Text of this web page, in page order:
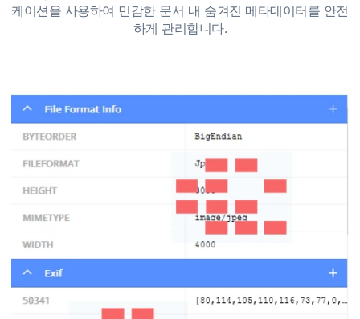
케이션을 사용하여 민감한 문서 내 숨겨진 메타데이터를 안전
하게 관리합니다.